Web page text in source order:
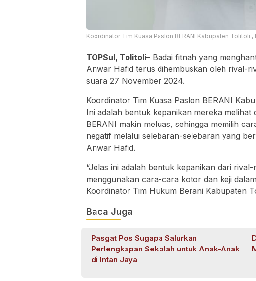
Koordinator Tim Kuasa Paslon BERANI Kabupaten Tolitoli ,
TOPSul, Tolitoli– Badai fitnah yang
Anwar Hafid terus dihembuskan oleh rival-
suara 27 November 2024.
Koordinator Tim Kuasa Paslon BERANI
Ini adalah bentuk kepanikan mereka
BERANI makin meluas, sehingga memilih
negatif melalui selebaran-selebaran yang
Anwar Hafid.
“Jelas ini adalah bentuk kepanikan dari
menggunakan cara-cara kotor dan keji
Koordinator Tim Hukum Berani Kabupaten
Baca Juga
Pasgat Pos Sugapa Salurkan
Perlengkapan Sekolah untuk Anak-Anak
di Intan Jaya